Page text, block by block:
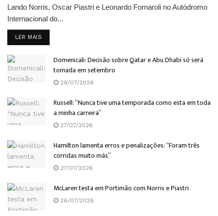
Lando Norris, Oscar Piastri e Leonardo Fornaroli no Autódromo
Internacional do...
LER MAIS
Domenicali: Decisão sobre Qatar e Abu Dhabi só será
tomada em setembro
29/07/2026
Russell: “Nunca tive uma temporada como esta em toda
a minha carreira”
27/07/2026
Hamilton lamenta erros e penalizações: “Foram três
corridas muito más”
27/07/2026
McLaren testa em Portimão com Norris e Piastri
26/07/2026